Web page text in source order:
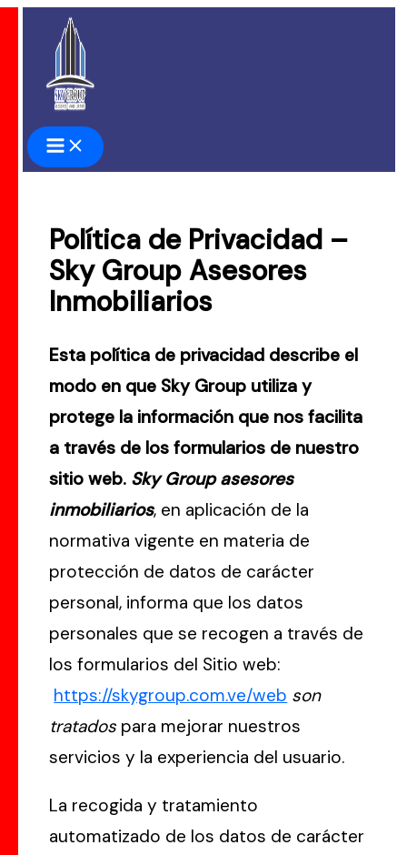
Ir
contenido
Política de Privacidad –
Sky Group Asesores
Inmobiliarios
Esta política de privacidad describe el
modo en que Sky Group utiliza y
protege la información que nos facilita
a través de los formularios de nuestro
sitio web. Sky Group asesores
inmobiliarios, en aplicación de la
normativa vigente en materia de
protección de datos de carácter
personal, informa que los datos
personales que se recogen a través de
los formularios del Sitio web:
https://skygroup.com.ve/web son
tratados para mejorar nuestros
servicios y la experiencia del usuario.
La recogida y tratamiento
automatizado de los datos de carácter